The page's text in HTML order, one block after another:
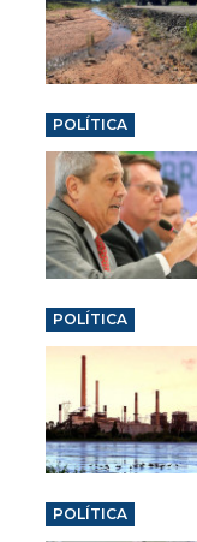
POLÍTICA
POLÍTICA
POLÍTICA